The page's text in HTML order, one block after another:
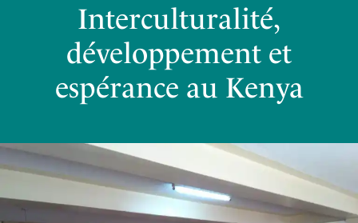
Interculturalité,
développement et
espérance au Kenya